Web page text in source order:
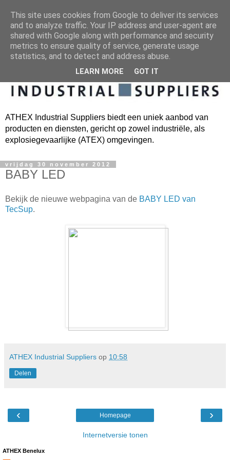
ATHEX Industrial Suppliers biedt een uniek aanbod van
producten en diensten, gericht op zowel industriële, als
explosiegevaarlijke (ATEX) omgevingen.
vrijdag 30 november 2012
BABY LED
Bekijk de nieuwe webpagina van de BABY LED van
TecSup.
ATHEX Industrial Suppliers op 10:58
Delen
‹ ›
Homepage
Internetversie tonen
ATHEX Benelux
This site uses cookies from Google to deliver its services
and to analyze traffic. Your IP address and user-agent are
shared with Google along with performance and security
metrics to ensure quality of service, generate usage
statistics, and to detect and address abuse.
LEARN MORE GOT IT